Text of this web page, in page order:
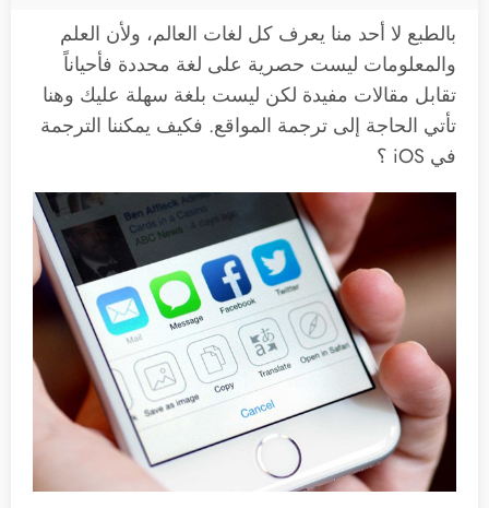
بالطبع لا أحد منا يعرف كل لغات العالم، ولأن العلم
والمعلومات ليست حصرية على لغة محددة فأحياناً
تقابل مقالات مفيدة لكن ليست بلغة سهلة عليك وهنا
تأتي الحاجة إلى ترجمة المواقع. فكيف يمكننا الترجمة
في iOS ؟